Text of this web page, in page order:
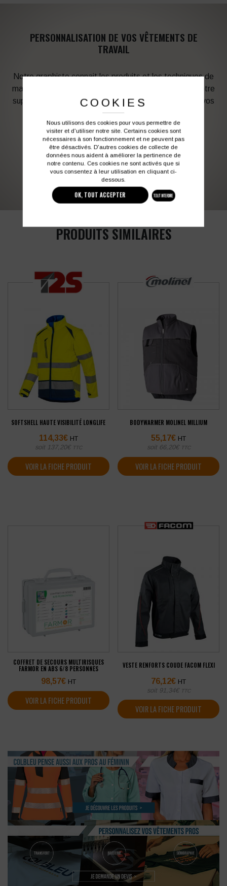
PERSONNALISATION DE VOS VÊTEMENTS DE
TRAVAIL
Notre graphiste connait les produits et les techniques de
marquage. Elle sera à votre service afin d’optimiser votre
support en fonction des contraintes techniques et de vos
besoins d’image. Profitez de son expérience !
Vous souhaitez avoir plus d’informations ?
03 27 28 87 86 contact@colbleu.fr
PRODUITS SIMILAIRES
SOFTSHELL HAUTE VISIBILITÉ LONGLIFE
114,33€ HT
soit 137,20€ TTC
VOIR LA FICHE PRODUIT
BODYWARMER MOLINEL MILLIUM
55,17€ HT
soit 66,20€ TTC
VOIR LA FICHE PRODUIT
COFFRET DE SECOURS MULTIRISQUES
FARMOR EN ABS 6/8 PERSONNES
98,57€ HT
VOIR LA FICHE PRODUIT
VESTE RENFORTS COUDE FACOM FLEXI
76,12€ HT
soit 91,34€ TTC
VOIR LA FICHE PRODUIT
COOKIES
Nous utilisons des cookies pour vous permettre de
visiter et d'utiliser notre site. Certains cookies sont
nécessaires à son fonctionnement et ne peuvent pas
être désactivés. D'autres cookies de collecte de
données nous aident à améliorer la pertinence de
notre contenu. Ces cookies ne sont activés que si
vous consentez à leur utilisation en cliquant ci-
dessous.
OK, TOUT ACCEPTER TOUT INTERDIRE